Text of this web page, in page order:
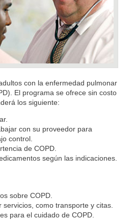
con la enfermedad pulmonar
El programa se ofrece sin costo
los siguiente:
con su proveedor para
control.
de COPD.
según las indicaciones.
sobre COPD.
servicios, como transporte y citas.
para el cuidado de COPD.